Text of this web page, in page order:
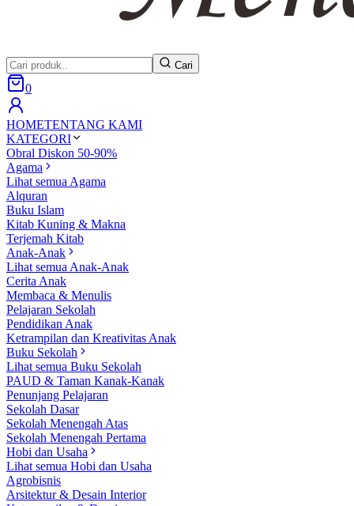
Cari
0
HOMETENTANG KAMI
KATEGORI
Obral Diskon 50-90%
Agama
Lihat semua Agama
Alquran
Buku Islam
Kitab Kuning & Makna
Terjemah Kitab
Anak-Anak
Lihat semua Anak-Anak
Cerita Anak
Membaca & Menulis
Pelajaran Sekolah
Pendidikan Anak
Ketrampilan dan Kreativitas Anak
Buku Sekolah
Lihat semua Buku Sekolah
PAUD & Taman Kanak-Kanak
Penunjang Pelajaran
Sekolah Dasar
Sekolah Menengah Atas
Sekolah Menengah Pertama
Hobi dan Usaha
Lihat semua Hobi dan Usaha
Agrobisnis
Arsitektur & Desain Interior